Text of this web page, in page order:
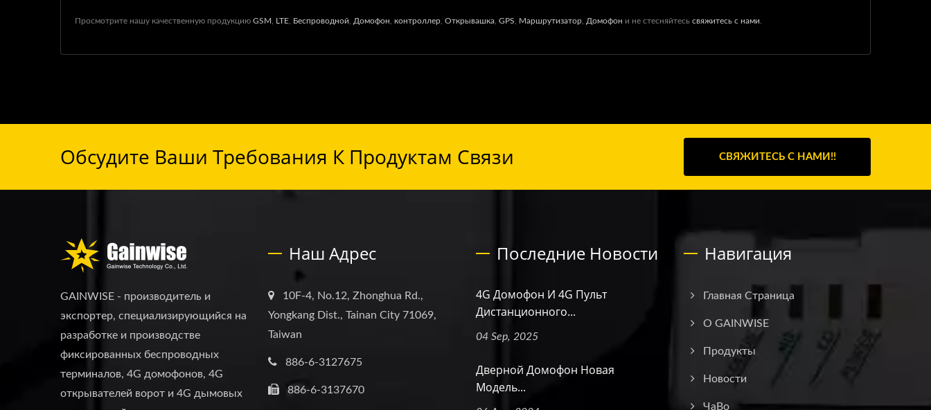
Просмотрите нашу качественную продукцию GSM LTE Беспроводной Домофон контроллер Открывашка GPS Маршрутизатор Домофон и не стесняйтесь свяжитесь с нами
Обсудите Ваши Требования К Продуктам Связи СВЯЖИТЕСЬ С НАМИ!!
GAINWISE - производитель и
экспортер, специализирующийся на
разработке и производстве
фиксированных беспроводных
терминалов, 4G домофонов, 4G
открывателей ворот и 4G дымовых
Наш Адрес
10F-4, No.12, Zhonghua Rd.,
Yongkang Dist., Tainan City 71069,
Taiwan
886-6-3127675
886-6-3137670
Последние Новости
4G Домофон И 4G Пульт
Дистанционного...
04 Sep, 2025
Дверной Домофон Новая
Модель...
Навигация
Главная Страница
О GAINWISE
Продукты
Новости
ЧаВо